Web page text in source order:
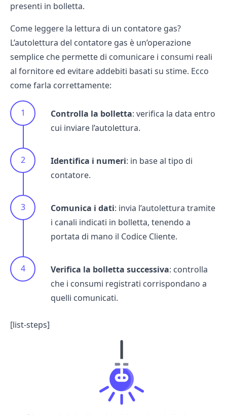
presenti in bolletta.
Come leggere la lettura di un contatore gas?
L’autolettura del contatore gas è un’operazione
semplice che permette di comunicare i consumi reali
al fornitore ed evitare addebiti basati su stime. Ecco
come farla correttamente:
Controlla la bolletta: verifica la data entro
cui inviare l’autolettura.
Identifica i numeri: in base al tipo di
contatore.
Comunica i dati: invia l’autolettura tramite
i canali indicati in bolletta, tenendo a
portata di mano il Codice Cliente.
Verifica la bolletta successiva: controlla
che i consumi registrati corrispondano a
quelli comunicati.
[list-steps]